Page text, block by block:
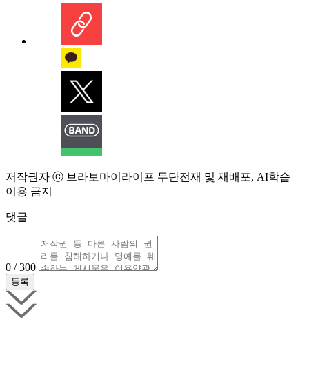
저작권자 ⓒ 브라보마이라이프 무단전재 및 재배포, AI학습
이용 금지
댓글
0 / 300